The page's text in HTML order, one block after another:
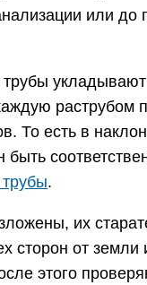
или до
трубы
раструбом
То есть в
быть
трубы.
их
сторон от земли
этого